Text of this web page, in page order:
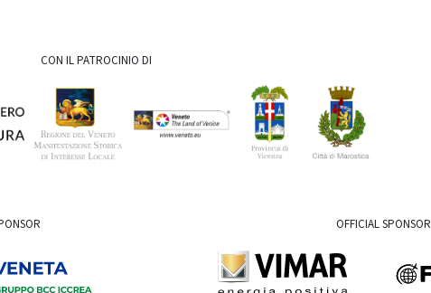
CON IL PATROCINIO DI
OFFICIAL SPONSOR